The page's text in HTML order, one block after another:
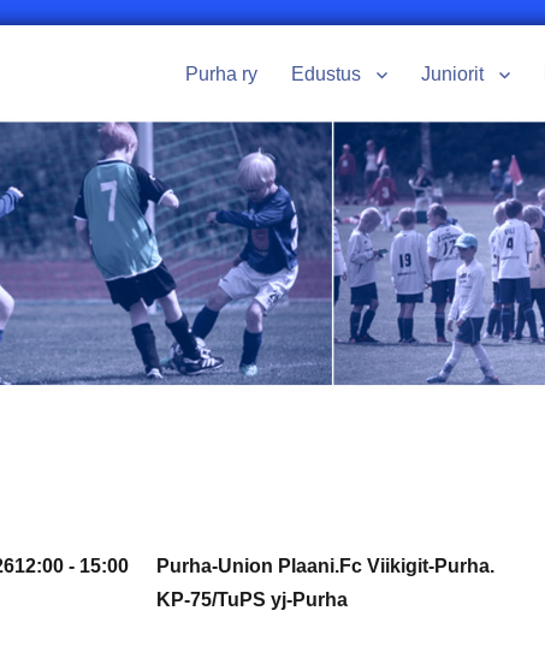
Purha ry Edustus Juniorit
12:00 - 15:00
Purha-Union Plaani.Fc Viikigit-Purha.
KP-75/TuPS yj-Purha